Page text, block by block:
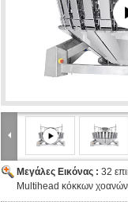
Μεγάλες Εικόνας : 32
Multihead κόκκων